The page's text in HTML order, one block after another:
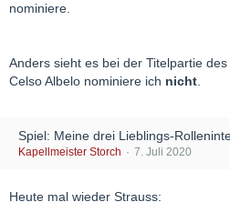
nominiere.
Anders sieht es bei der Titelpartie
Celso Albelo nominiere ich nicht
Spiel: Meine drei Lieblings-
Kapellmeister Storch 7. Juli 2020
Heute mal wieder Strauss: